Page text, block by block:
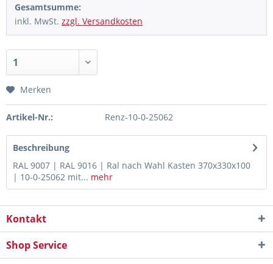
Gesamtsumme:
inkl. MwSt.zzgl. Versandkosten
Merken
Artikel-Nr.: Renz-10-0-25062
Beschreibung
RAL 9007 | RAL 9016 | Ral nach Wahl Kasten 370x330x100
| 10-​0-25062 mit... mehr
Kontakt
Shop Service